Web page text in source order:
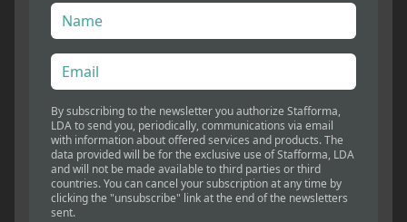
By subscribing to the newsletter you authorize Stafforma,
LDA to send you, periodically, communications via email
with information about offered services and products. The
data provided will be for the exclusive use of Stafforma, LDA
and will not be made available to third parties or third
countries. You can cancel your subscription at any time by
clicking the "unsubscribe" link at the end of the newsletters
sent.